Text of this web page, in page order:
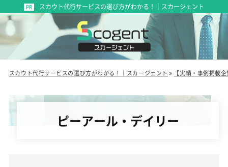
スカウト代行サービスの選び方がわかる！｜スカージェント
スカウト代行サービスの選び方がわかる！｜スカージェント » 【実績・事例掲載
ピーアール・デイリー